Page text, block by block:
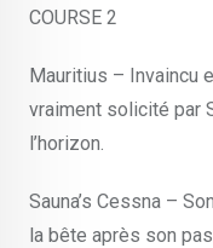
COURSE 2
Mauritius – Invaincu
vraiment solicité par
l’horizon.
Sauna’s Cessna –
la bête après son